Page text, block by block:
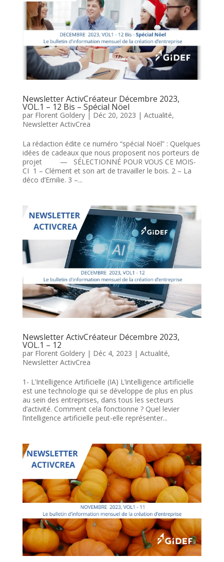
Newsletter ActivCréateur Décembre 2023,
VOL.1 – 12 Bis – Spécial Nöel
par Florent Goldery| Déc 20, 2023 | Actualité,
Newsletter ActivCrea
La rédaction édite ce numéro “spécial Noël” : Quelques
idées de cadeaux que nous proposent nos porteurs de
projet — SÉLECTIONNÉ POUR VOUS CE MOIS-
CI 1 – Clément et son art de travailler le bois. 2 – La
déco d’Emilie. 3 –...
Newsletter ActivCréateur Décembre 2023,
VOL.1 – 12
par Florent Goldery| Déc 4, 2023 | Actualité,
Newsletter ActivCrea
1- L’Intelligence Artificielle (IA) L’intelligence artificielle
est une technologie qui se développe de plus en plus
au sein des entreprises, dans tous les secteurs
d’activité. Comment cela fonctionne ? Quel levier
l’intelligence artificielle peut-elle représenter...